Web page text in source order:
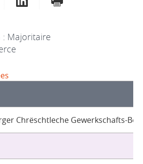
: Majoritaire
Chrëschtleche Gewerkschafts-